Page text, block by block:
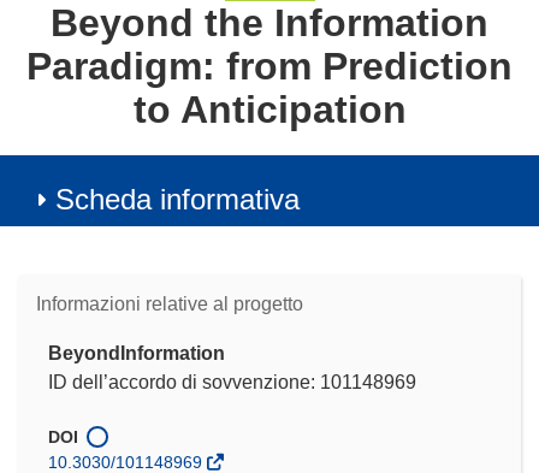
Beyond the Information
Paradigm: from Prediction
to Anticipation
Scheda informativa
Informazioni relative al progetto
BeyondInformation
ID dell’accordo di sovvenzione: 101148969
DOI
10.3030/101148969